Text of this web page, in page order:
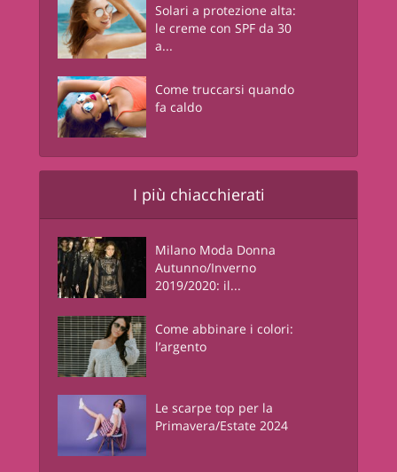
Solari a protezione alta:
le creme con SPF da 30
a...
Come truccarsi quando
fa caldo
I più chiacchierati
Milano Moda Donna
Autunno/Inverno
2019/2020: il...
Come abbinare i colori:
l’argento
Le scarpe top per la
Primavera/Estate 2024